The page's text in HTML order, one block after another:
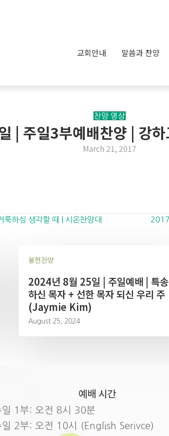
교회안내 말씀과 찬양
찬양 영상
| 주일3부예배찬양 | 강
March 21, 2017
하심 생각할 때 | 시온찬양대
봉헌찬양
2024년 8월 25일 | 주일예배 | 특
하신 목자 + 선한 목자 되신 우리 주
(Jaymie Kim)
August 25, 2024
예배 시간
일 1부: 오전 8시 30분
일 2부: 오전 10시 (English Serivce)